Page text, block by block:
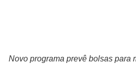
Novo programa prevê bolsas para